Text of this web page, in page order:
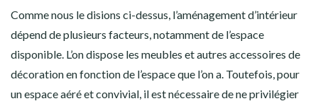
Comme nous le disions ci-dessus, l’aménagement d’intérieur
dépend de plusieurs facteurs, notamment de l’espace
disponible. L’on dispose les meubles et autres accessoires de
décoration en fonction de l’espace que l’on a. Toutefois, pour
un espace aéré et convivial, il est nécessaire de ne privilégier